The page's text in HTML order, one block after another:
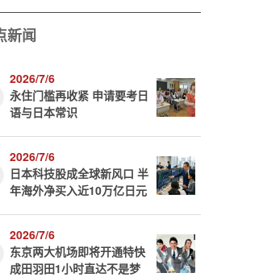
新闻
2026/7/6
永住门槛再收紧 申请要考日
语与日本常识
2026/7/6
日本科技股成全球新风口 半
年海外净买入近10万亿日元
2026/7/6
东京两大机场即将开通特快
成田羽田1小时直达不是梦